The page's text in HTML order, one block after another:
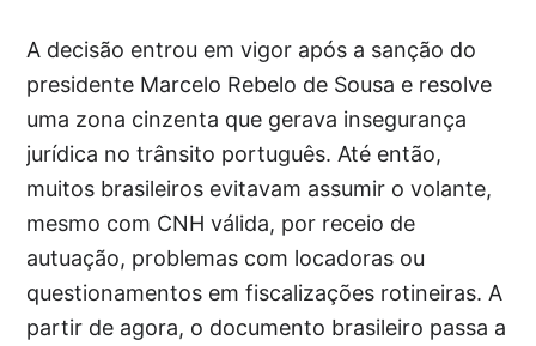
A decisão entrou em vigor após a sanção do
presidente Marcelo Rebelo de Sousa e resolve
uma zona cinzenta que gerava insegurança
jurídica no trânsito português. Até então,
muitos brasileiros evitavam assumir o volante,
mesmo com CNH válida, por receio de
autuação, problemas com locadoras ou
questionamentos em fiscalizações rotineiras. A
partir de agora, o documento brasileiro passa a